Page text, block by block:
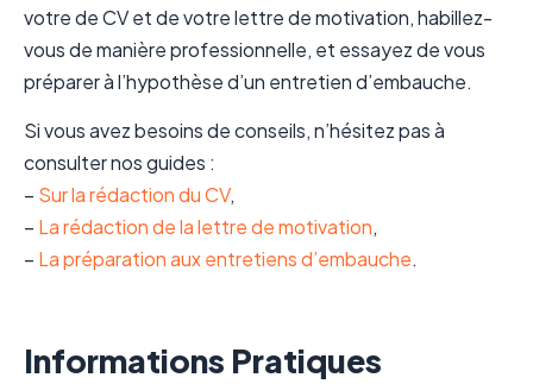
votre de CV et de votre lettre de motivation, habillez-
vous de manière professionnelle, et essayez de vous
préparer à l’hypothèse d’un entretien d’embauche.
Si vous avez besoins de conseils, n’hésitez pas à
consulter nos guides :
– Sur la rédaction du CV,
– La rédaction de la lettre de motivation,
– La préparation aux entretiens d’embauche.
Informations Pratiques